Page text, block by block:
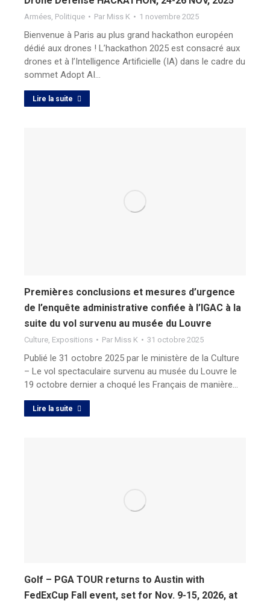
Armées Politique Par Miss K 1 novembre 2025
Bienvenue à Paris au plus grand hackathon européen
dédié aux drones ! L’hackathon 2025 est consacré aux
drones et à l’Intelligence Artificielle (IA) dans le cadre du
sommet Adopt AI…
Lire la suite
Premières conclusions et mesures d’urgence
de l’enquête administrative confiée à l’IGAC à la
suite du vol survenu au musée du Louvre
Culture, Expositions Par Miss K 31 octobre 2025
Publié le 31 octobre 2025 par le ministère de la Culture
– Le vol spectaculaire survenu au musée du Louvre le
19 octobre dernier a choqué les Français de manière…
Lire la suite
Golf – PGA TOUR returns to Austin with
FedExCup Fall event, set for Nov. 9-15, 2026, at